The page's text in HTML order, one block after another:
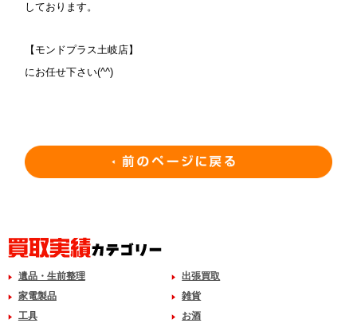
しております。
【モンドプラス土岐店】
にお任せ下さい(^^)
遺品・生前整理
出張買取
家電製品
雑貨
工具
お酒